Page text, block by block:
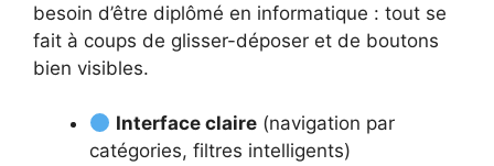
besoin d’être diplômé en informatique : tout se
fait à coups de glisser-déposer et de boutons
bien visibles.
Interface claire (navigation par
catégories, filtres intelligents)